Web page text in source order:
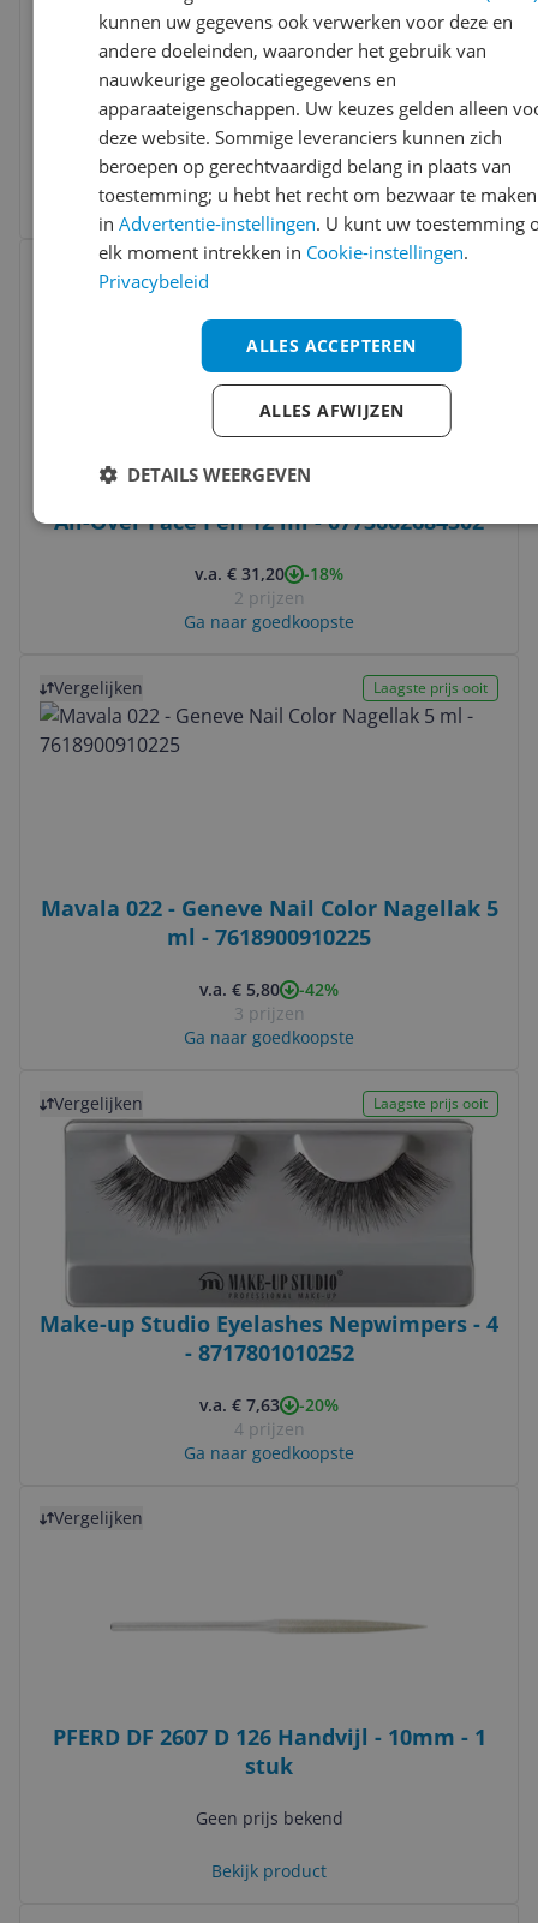
The Balm Cosmetics Big Date The Date
Series Blush 6.5 g
v.a. € 10,39
-13%
4 prijzen
Ga naar goedkoopste
Vergelijken
M.A.C Cosmetics Studio Fix Every-Wear
All-Over Face Pen 12 ml - 0773602684502
v.a. € 31,20
-18%
2 prijzen
Ga naar goedkoopste
Bekijk product
Vergelijken Laagste prijs ooit
Mavala 022 - Geneve Nail Color Nagellak 5
ml - 7618900910225
v.a. € 5,80
-42%
3 prijzen
Ga naar goedkoopste
Vergelijken Laagste prijs ooit
Make-up Studio Eyelashes Nepwimpers - 4
- 8717801010252
v.a. € 7,63
-20%
4 prijzen
Ga naar goedkoopste
Vergelijken
PFERD DF 2607 D 126 Handvijl - 10mm - 1
stuk
Geen prijs bekend
Bekijk product
kunnen uw gegevens ook verwerken voor deze en
andere doeleinden, waaronder het gebruik van
nauwkeurige geolocatiegegevens en
apparaateigenschappen. Uw keuzes gelden alleen
deze website. Sommige leveranciers kunnen zich
beroepen op gerechtvaardigd belang in plaats van
toestemming; u hebt het recht om bezwaar te maken
inAdvertentie-instellingen. U kunt uw toestemming
elk moment intrekken in Cookie-instellingen.
Privacybeleid
ALLES ACCEPTEREN
ALLES AFWIJZEN
DETAILS WEERGEVEN